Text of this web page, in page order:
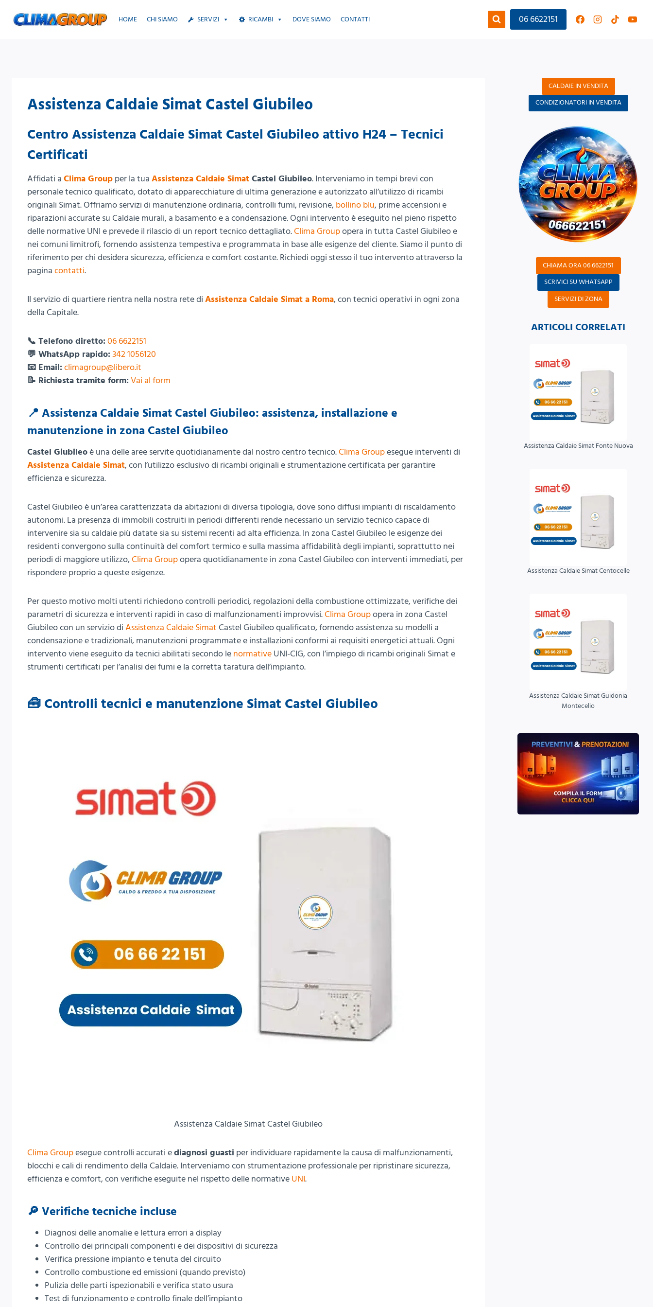
HOME CHI SIAMO SERVIZI RICAMBI DOVE SIAMO CONTATTI 06 6622151
Assistenza Caldaie Simat Castel Giubileo
Centro Assistenza Caldaie Simat Castel Giubileo attivo H24 – Tecnici
Certificati
Affidati a Clima Group per la tua Assistenza Caldaie Simat Castel Giubileo. Interveniamo in tempi brevi con
personale tecnico qualificato, dotato di apparecchiature di ultima generazione e autorizzato all’utilizzo di ricambi
originali Simat. Offriamo servizi di manutenzione ordinaria, controlli fumi, revisione, bollino blu, prime accensioni e
riparazioni accurate su Caldaie murali, a basamento e a condensazione. Ogni intervento è eseguito nel pieno rispetto
delle normative UNI e prevede il rilascio di un report tecnico dettagliato.Clima Groupopera in tutta Castel Giubileo e
nei comuni limitrofi, fornendo assistenza tempestiva e programmata in base alle esigenze del cliente. Siamo il punto di
riferimento per chi desidera sicurezza, efficienza e comfort costante. Richiedi oggi stesso il tuo intervento attraverso la
pagina contatti.
Il servizio di quartiere rientra nella nostra rete di Assistenza Caldaie Simat a Roma, con tecnici operativi in ogni zona
della Capitale.
📞 Telefono diretto: 06 6622151
💬 WhatsApp rapido: 342 1056120
📧 Email: climagroup@libero.it
📝 Richiesta tramite form: Vai al form
📍 Assistenza Caldaie Simat Castel Giubileo: assistenza, installazione e
manutenzione in zona Castel Giubileo
Castel Giubileoè una delle aree servite quotidianamente dal nostro centro tecnico.Clima Groupesegue interventi di
Assistenza Caldaie Simat, con l’utilizzo esclusivo di ricambi originali e strumentazione certificata per garantire
efficienza e sicurezza.
Castel Giubileo è un’area caratterizzata da abitazioni di diversa tipologia, dove sono diffusi impianti di riscaldamento
autonomi. La presenza di immobili costruiti in periodi differenti rende necessario un servizio tecnico capace di
intervenire sia su caldaie più datate sia su sistemi recenti ad alta efficienza. In zona Castel Giubileo le esigenze dei
residenti convergono sulla continuità del comfort termico e sulla massima affidabilità degli impianti, soprattutto nei
periodi di maggiore utilizzo,Clima Groupopera quotidianamente in zona Castel Giubileo con interventi immediati, per
rispondere proprio a queste esigenze.
Per questo motivo molti utenti richiedono controlli periodici, regolazioni della combustione ottimizzate, verifiche dei
parametri di sicurezza e interventi rapidi in caso di malfunzionamenti improvvisi.Clima Groupopera in zona Castel
Giubileo con un servizio di Assistenza Caldaie Simat Castel Giubileo qualificato, fornendo assistenza su modelli a
condensazione e tradizionali, manutenzioni programmate e installazioni conformi ai requisiti energetici attuali. Ogni
intervento viene eseguito da tecnici abilitati secondo le normative UNI-CIG, con l’impiego di ricambi originali Simat e
strumenti certificati per l’analisi dei fumi e la corretta taratura dell’impianto.
🧰 Controlli tecnici e manutenzione Simat Castel Giubileo
Assistenza Caldaie Simat Castel Giubileo
Clima Groupesegue controlli accurati ediagnosi guasti per individuare rapidamente la causa di malfunzionamenti,
blocchi e cali di rendimento della Caldaie. Interveniamo con strumentazione professionale per ripristinare sicurezza,
efficienza e comfort, con verifiche eseguite nel rispetto delle normative UNI.
🔎 Verifiche tecniche incluse
Diagnosi delle anomalie e lettura errori a display
Controllo dei principali componenti e dei dispositivi di sicurezza
Verifica pressione impianto e tenuta del circuito
Controllo combustione ed emissioni (quando previsto)
Pulizia delle parti ispezionabili e verifica stato usura
Test di funzionamento e controllo finale dell’impianto
CALDAIE IN VENDITA
CONDIZIONATORI IN VENDITA
CHIAMA ORA 06 6622151
SCRIVICI SU WHATSAPP
SERVIZI DI ZONA
ARTICOLI CORRELATI
Assistenza Caldaie Simat Fonte Nuova
Assistenza Caldaie Simat Centocelle
Assistenza Caldaie Simat Guidonia
Montecelio